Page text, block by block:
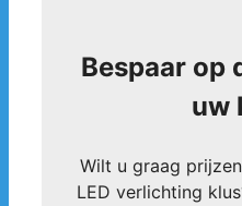
Bespaar op
uw
Wilt u graag
LED verlichting